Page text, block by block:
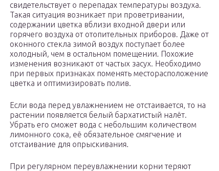
свидетельствует о перепадах температуры воздуха.
Такая ситуация возникает при проветривании,
содержании цветка вблизи входной двери или
горячего воздуха от отопительных приборов. Даже от
оконного стекла зимой воздух поступает более
холодный, чем в остальном помещении. Похожие
изменения возникают от частых засух. Необходимо
при первых признаках поменять месторасположение
цветка и оптимизировать полив.
Если вода перед увлажнением не отстаивается, то на
растении появляется белый бархатистый налёт.
Убрать его сможет вода с небольшим количеством
лимонного сока, её обязательное смягчение и
отстаивание для опрыскивания.
При регулярном переувлажнении корни теряют